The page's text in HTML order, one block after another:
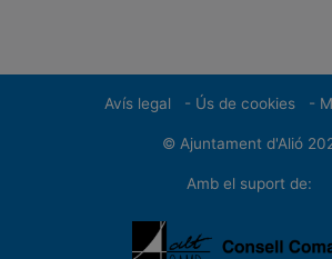
Avís legal - Ús de cookies-
© Ajuntament d'Alió
Amb el suport de: